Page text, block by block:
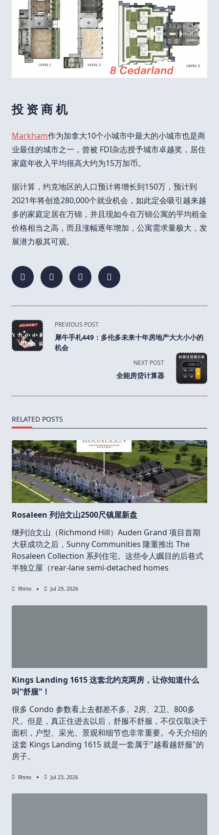
投 资 商 机
Markham作为加拿大10个小城市中最大的小城市也是商
业最佳的城市之一，曾被 FDI杂志授予城市卓越奖，居住
家庭年收入平均很高大约为15万加币。
据计算，约克地区的人口预计将增长到150万，预计到
2021年将创造280,000个就业机会，如此定会吸引越来越
多的家庭定居在万锦，并且现如今在万锦公寓的平均租金
价格相当之高，而且涨幅逐年增加，公寓需求量极大，发
展潜力极其可观。
<span
class="nav-
subtitle
PREVIOUS POST
犀牛手札449：多伦多未来十年房地产大大小小的
机会
NEXT POST
全能房贷计算器
RELATED POSTS
Rosaleen 列治文山2500尺镇屋新盘
继列治文山（Richmond Hill）Auden Grand 项目首期
大获成功之后，Sunny Communities 隆重推出 The
Rosaleen Collection 系列住宅。这些令人瞩目的后巷式
半独立屋（rear-lane semi-detached homes
Rhino Jul 29, 2026
Kings Landing 1615 这套北约克两房，让你知道什么
叫“舒服”！
很多 Condo 参数看上去都差不多。2房、2卫、800多
尺。但是，真正住进去以后，舒服不舒服，不仅仅取决于
面积，户型、采光、景观和细节也非常重要。今天介绍的
这套 Kings Landing 1615 就是一套属于"越看越舒服"的
房子。
Rhino Jul 23, 2026